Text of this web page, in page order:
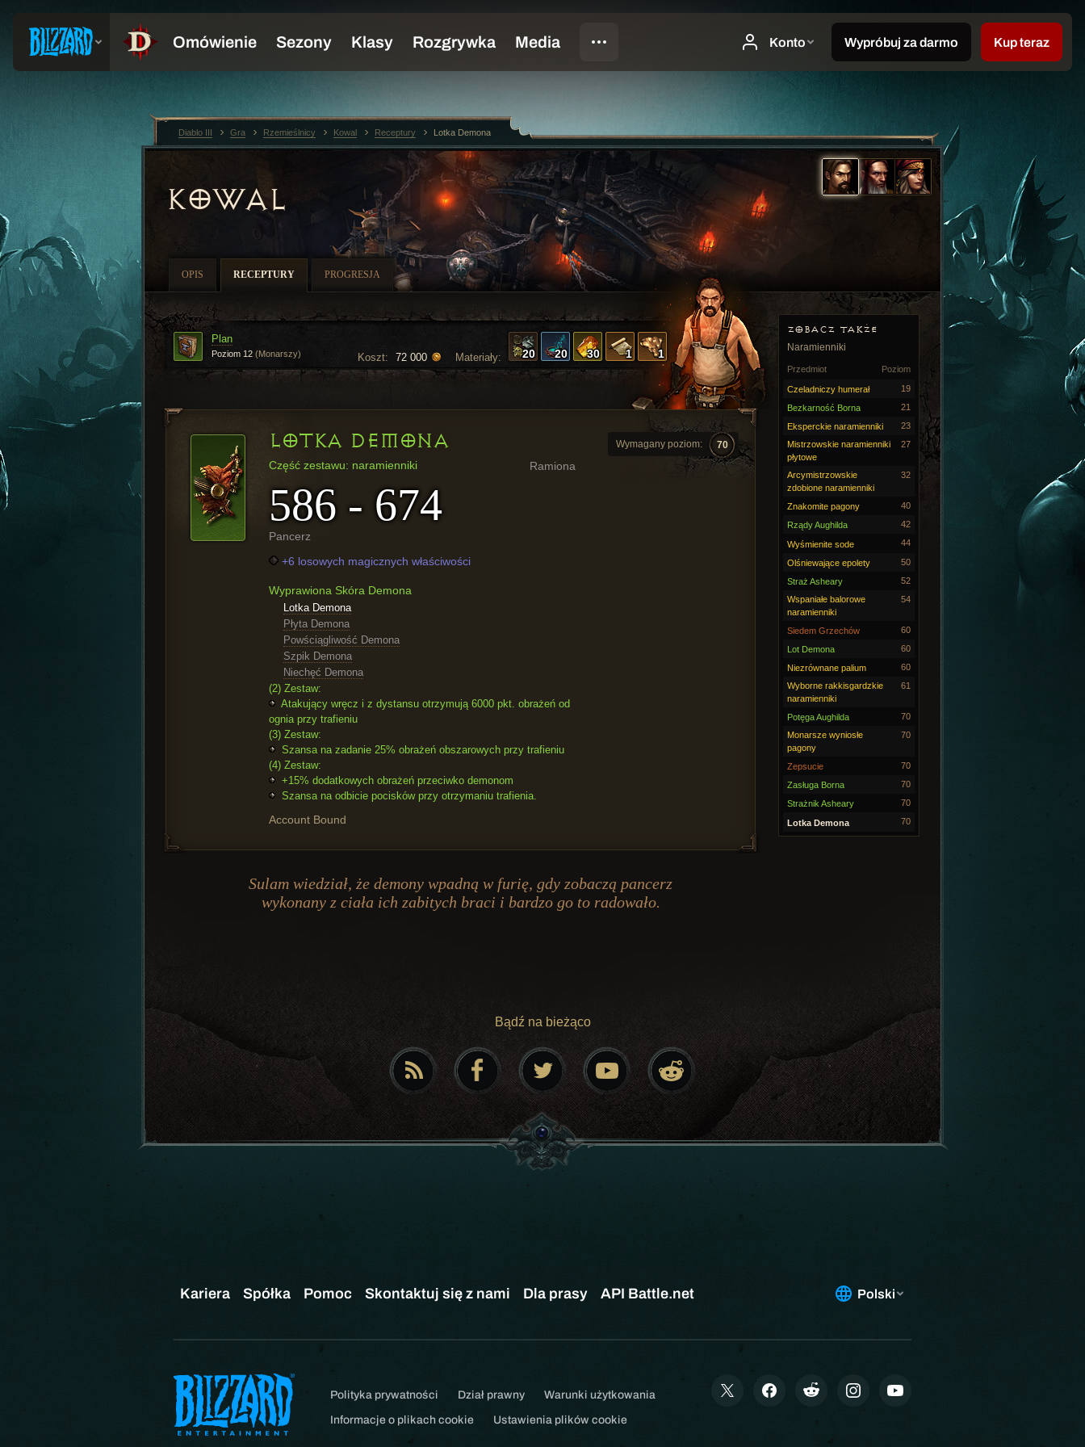
KOWAL
OPIS RECEPTURY PROGRESJA
ZOBACZ TAKŻE
Naramienniki
Poziom
Przedmiot
Czeladniczy humerał 19
Bezkarność Borna 21
Eksperckie naramienniki
23
Mistrzowskie naramienniki
płytowe
27
Arcymistrzowskie
zdobione naramienniki
32
Znakomite pagony 40
Rządy Aughilda 42
Wyśmienite sode 44
Olśniewające epolety 50
Straż Asheary
52
Wspaniałe balorowe
naramienniki
54
Siedem Grzechów 60
Lot Demona 60
Niezrównane palium
60
Wyborne rakkisgardzkie
naramienniki
61
Potęga Aughilda
70
Monarsze wyniosłe
pagony
70
Zepsucie 70
Zasługa Borna 70
Strażnik Asheary 70
Lotka Demona 70
Materiały: 20 20 30 1 1
Koszt: 72 000
Plan
Poziom 12 (Monarszy)
Wymagany poziom: 70
LOTKA DEMONA
Ramiona
Część zestawu: naramienniki
586 - 674
Pancerz
+6 losowych magicznych właściwości
Wyprawiona Skóra Demona
Lotka Demona
Płyta Demona
Powściągliwość Demona
Szpik Demona
Niechęć Demona
(2) Zestaw:
Atakujący wręcz i z dystansu otrzymują 6000 pkt. obrażeń od
ognia przy trafieniu
(3) Zestaw:
Szansa na zadanie 25% obrażeń obszarowych przy trafieniu
(4) Zestaw:
+15% dodatkowych obrażeń przeciwko demonom
Szansa na odbicie pocisków przy otrzymaniu trafienia.
Account Bound
Sulam wiedział, że demony wpadną w furię, gdy zobaczą pancerz
wykonany z ciała ich zabitych braci i bardzo go to radowało.
Bądź na bieżąco
Diablo III Gra Rzemieślnicy Kowal Receptury Lotka Demona